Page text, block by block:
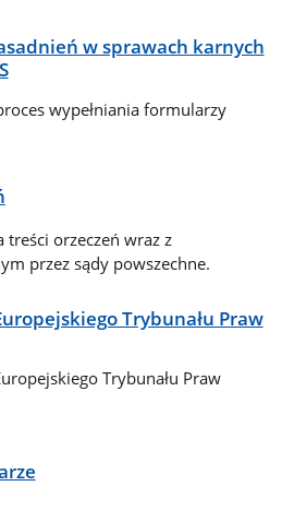
w sprawach karnych
wypełniania formularzy
orzeczeń wraz z
przez sądy powszechne.
Trybunału Praw
Trybunału Praw